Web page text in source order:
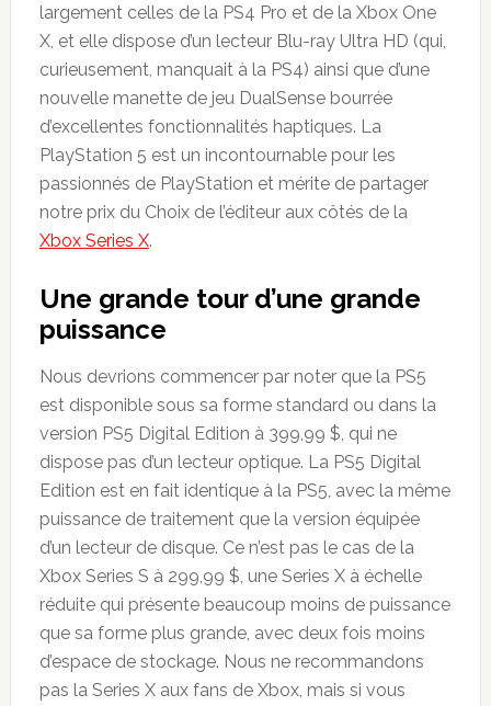
largement celles de la PS4 Pro et de la Xbox One
X, et elle dispose d’un lecteur Blu-ray Ultra HD (qui,
curieusement, manquait à la PS4) ainsi que d’une
nouvelle manette de jeu DualSense bourrée
d’excellentes fonctionnalités haptiques. La
PlayStation 5 est un incontournable pour les
passionnés de PlayStation et mérite de partager
notre prix du Choix de l’éditeur aux côtés de la
Xbox Series X.
Une grande tour d’une grande
puissance
Nous devrions commencer par noter que la PS5
est disponible sous sa forme standard ou dans la
version PS5 Digital Edition à 399,99 $, qui ne
dispose pas d’un lecteur optique. La PS5 Digital
Edition est en fait identique à la PS5, avec la même
puissance de traitement que la version équipée
d’un lecteur de disque. Ce n’est pas le cas de la
Xbox Series S à 299,99 $, une Series X à échelle
réduite qui présente beaucoup moins de puissance
que sa forme plus grande, avec deux fois moins
d’espace de stockage. Nous ne recommandons
pas la Series X aux fans de Xbox, mais si vous